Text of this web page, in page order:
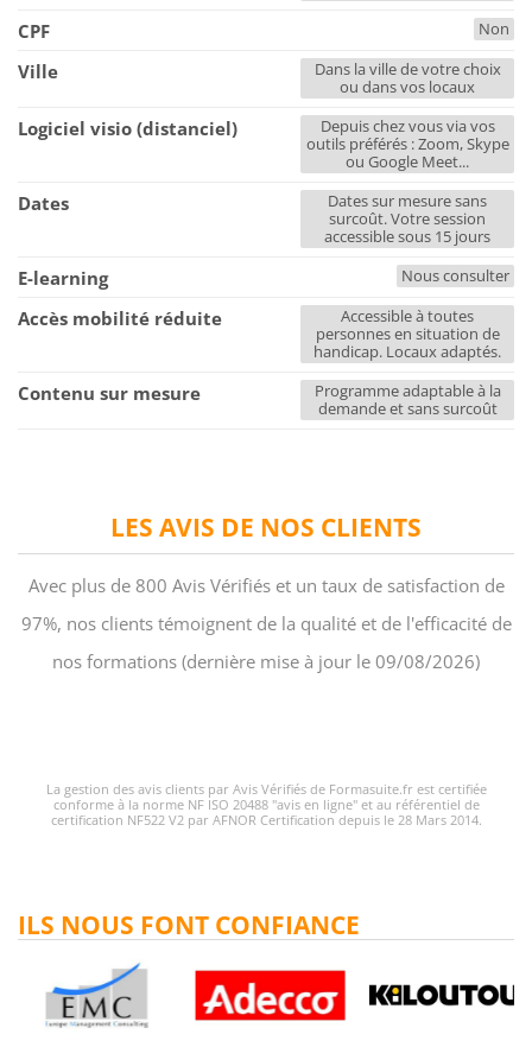
LES AVIS DE NOS CLIENTS
Avec plus de 800 Avis Vérifiés et un taux de satisfaction de
97%, nos clients témoignent de la qualité et de l'efficacité de
nos formations (dernière mise à jour le 09/08/2026)
La gestion des avis clients par Avis Vérifiés de Formasuite.fr est certifiée
conforme à la norme NF ISO 20488 "avis en ligne" et au référentiel de
certification NF522 V2 par AFNOR Certification depuis le 28 Mars 2014.
ILS NOUS FONT CONFIANCE
CPF Non
Ville
Dans la ville de votre choix
ou dans vos locaux
Logiciel visio (distanciel)
Depuis chez vous via vos
outils préférés : Zoom, Skype
ou Google Meet...
Dates
Dates sur mesure sans
surcoût. Votre session
accessible sous 15 jours
E-learning Nous consulter
Accès mobilité réduite
Accessible à toutes
personnes en situation de
handicap. Locaux adaptés.
Contenu sur mesure
Programme adaptable à la
demande et sans surcoût